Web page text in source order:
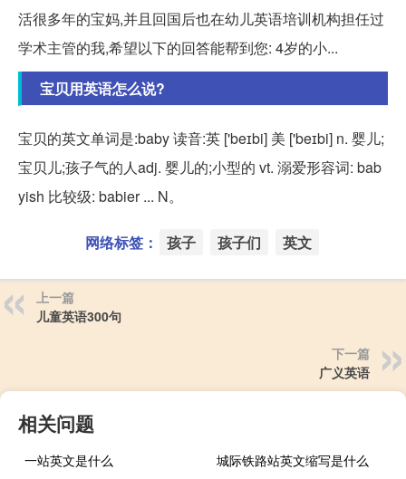
活很多年的宝妈,并且回国后也在幼儿英语培训机构担任过
学术主管的我,希望以下的回答能帮到您: 4岁的小...
宝贝用英语怎么说?
宝贝的英文单词是:baby 读音:英 ['beɪbi] 美 ['beɪbi] n. 婴儿;
宝贝儿;孩子气的人adj. 婴儿的;小型的 vt. 溺爱形容词: bab
yish 比较级: babier ... N。
网络标签： 孩子 孩子们 英文
上一篇
儿童英语300句
下一篇
广义英语
相关问题
一站英文是什么
城际铁路站英文缩写是什么